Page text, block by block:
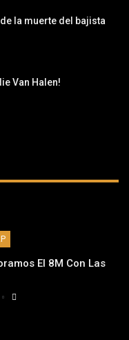
la muerte del bajista
Van Halen!
El 8M Con Las